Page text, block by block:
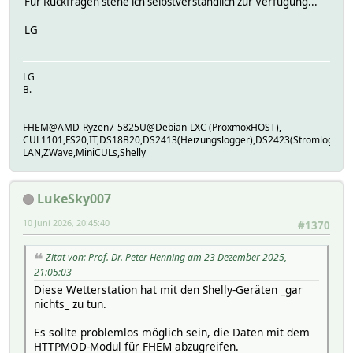
button 0
color 0
em1 0
relay 1
roller 0
room 2.2 Garage,Garage,Shelly
LG
LG
B.
FHEM@AMD-Ryzen7-5825U@Debian-LXC (ProxmoxHOST),
LAN,ZWave,MiniCULs,Shelly
LukeSky007
#1370
10 Juni 2026, 20:45:40
Zitat von: Prof. Dr. Peter Henning am 23 Dezember 2025,
21:05:03
Diese Wetterstation hat mit den Shelly-Geräten _gar
nichts_ zu tun.
Es sollte problemlos möglich sein, die Daten mit dem
HTTPMOD-Modul für FHEM abzugreifen.